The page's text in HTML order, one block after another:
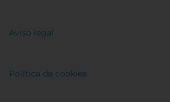
Aviso legal
Política de cookies